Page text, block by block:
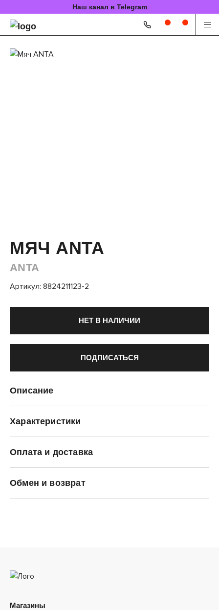
Наш канал в Telegram
МЯЧ ANTA
ANTA
Артикул: 8824211123-2
НЕТ В НАЛИЧИИ
ПОДПИСАТЬСЯ
Описание
Характеристики
Оплата и доставка
Обмен и возврат
Магазины